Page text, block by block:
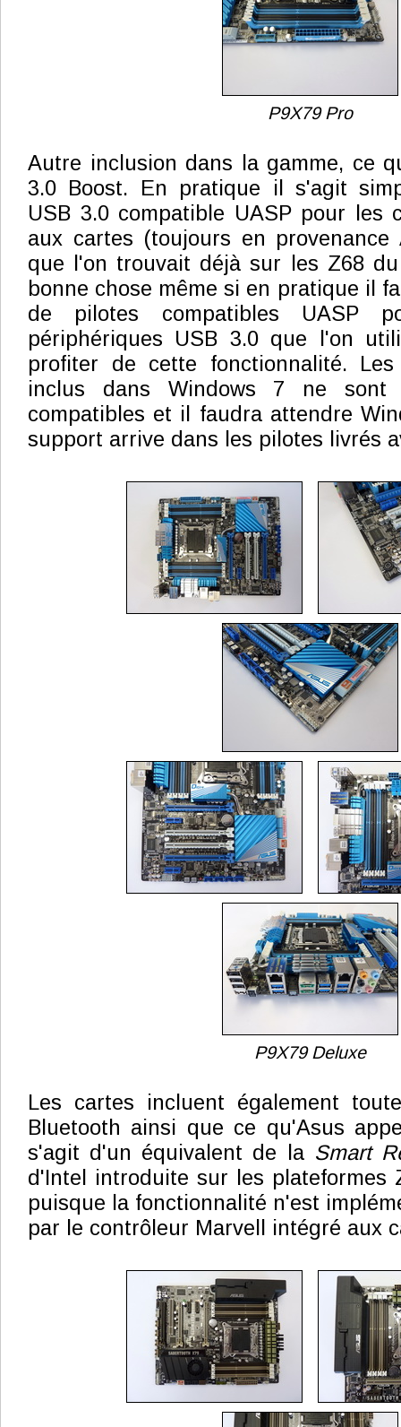
P9X79 Pro
Autre inclusion dans la gamme, ce
3.0 Boost. En pratique il s'agit
USB 3.0 compatible UASP pour les
aux cartes (toujours en provenance
que l'on trouvait déjà sur les Z68
bonne chose même si en pratique il
de pilotes compatibles UASP
périphériques USB 3.0 que l'on
profiter de cette fonctionnalité.
inclus dans Windows 7 ne sont
compatibles et il faudra attendre
support arrive dans les pilotes livrés
P9X79 Deluxe
Les cartes incluent également
Bluetooth ainsi que ce qu'Asus
s'agit d'un équivalent de la Smart
d'Intel introduite sur les plateformes
puisque la fonctionnalité n'est
par le contrôleur Marvell intégré aux